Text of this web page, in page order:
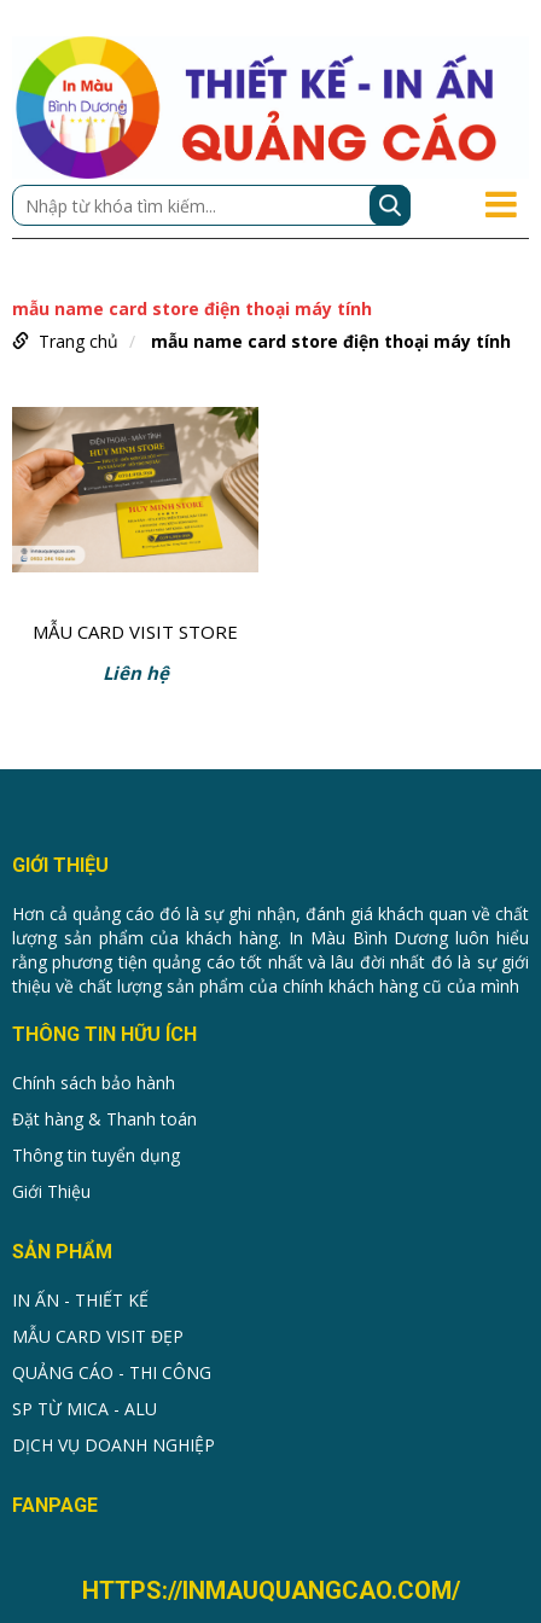
mẫu name card store điện thoại máy tính
Trang chủ
mẫu name card store điện thoại máy tính
MẪU CARD VISIT STORE
ĐIỆN THOẠI
Liên hệ
GIỚI THIỆU
Hơn cả quảng cáo đó là sự ghi nhận, đánh giá khách quan về chất
lượng sản phẩm của khách hàng. In Màu Bình Dương luôn hiểu
rằng phương tiện quảng cáo tốt nhất và lâu đời nhất đó là sự giới
thiệu về chất lượng sản phẩm của chính khách hàng cũ của mình
THÔNG TIN HỮU ÍCH
Chính sách bảo hành
Đặt hàng & Thanh toán
Thông tin tuyển dụng
Giới Thiệu
SẢN PHẨM
IN ẤN - THIẾT KẾ
MẪU CARD VISIT ĐẸP
QUẢNG CÁO - THI CÔNG
SP TỪ MICA - ALU
DỊCH VỤ DOANH NGHIỆP
FANPAGE
HTTPS://INMAUQUANGCAO.COM/